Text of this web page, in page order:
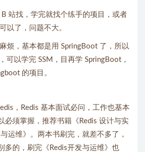
站找，学完就找个练手的项目，或者
以了，问题不大。
烦，基本都是用 SpringBoot 了，所以
可以学完 SSM，目再学 SpringBoot，
的项目。
，Redis 基本面试必问，工作也基本
必须掌握，推荐书籍《Redis 设计与实
运维》。两本书刷完，就差不多了，
多的，刷完《Redis开发与运维》也